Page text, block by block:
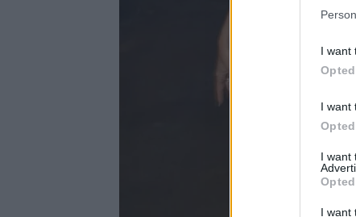
I want
I want
I want
I want